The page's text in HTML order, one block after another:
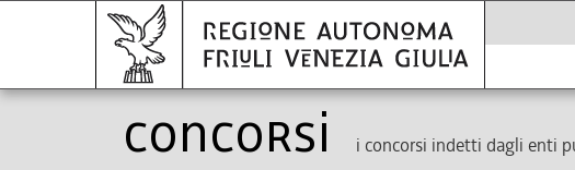
Concorsi i concorsi indetti dagli enti